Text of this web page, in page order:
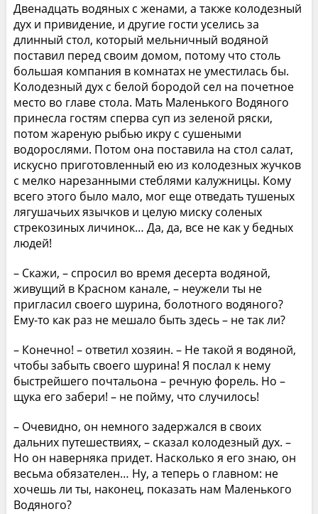
Двенадцать водяных с женами, а также колодезный
дух и привидение, и другие гости уселись за
длинный стол, который мельничный водяной
поставил перед своим домом, потому что столь
большая компания в комнатах не уместилась бы.
Колодезный дух с белой бородой сел на почетное
место во главе стола. Мать Маленького Водяного
принесла гостям сперва суп из зеленой ряски,
потом жареную рыбью икру с сушеными
водорослями. Потом она поставила на стол салат,
искусно приготовленный ею из колодезных жучков
с мелко нарезанными стеблями калужницы. Кому
всего этого было мало, мог еще отведать тушеных
лягушачьих язычков и целую миску соленых
стрекозиных личинок… Да, да, все не как у бедных
людей!
– Скажи, – спросил во время десерта водяной,
живущий в Красном канале, – неужели ты не
пригласил своего шурина, болотного водяного?
Ему-то как раз не мешало быть здесь – не так ли?
– Конечно! – ответил хозяин. – Не такой я водяной,
чтобы забыть своего шурина! Я послал к нему
быстрейшего почтальона – речную форель. Но –
щука его забери! – не пойму, что случилось!
– Очевидно, он немного задержался в своих
дальних путешествиях, – сказал колодезный дух. –
Но он наверняка придет. Насколько я его знаю, он
весьма обязателен… Ну, а теперь о главном: не
хочешь ли ты, наконец, показать нам Маленького
Водяного?